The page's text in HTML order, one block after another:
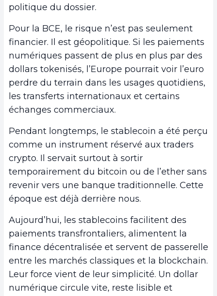
politique du dossier.
Pour la BCE, le risque n’est pas seulement
financier. Il est géopolitique. Si les paiements
numériques passent de plus en plus par des
dollars tokenisés, l’Europe pourrait voir l’euro
perdre du terrain dans les usages quotidiens,
les transferts internationaux et certains
échanges commerciaux.
Pendant longtemps, le stablecoin a été perçu
comme un instrument réservé aux traders
crypto. Il servait surtout à sortir
temporairement du bitcoin ou de l’ether sans
revenir vers une banque traditionnelle. Cette
époque est déjà derrière nous.
Aujourd’hui, les stablecoins facilitent des
paiements transfrontaliers, alimentent la
finance décentralisée et servent de passerelle
entre les marchés classiques et la blockchain.
Leur force vient de leur simplicité. Un dollar
numérique circule vite, reste lisible et